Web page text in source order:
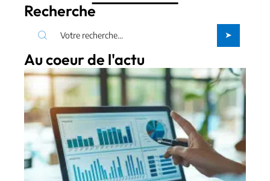
Recherche
Au coeur de l'actu